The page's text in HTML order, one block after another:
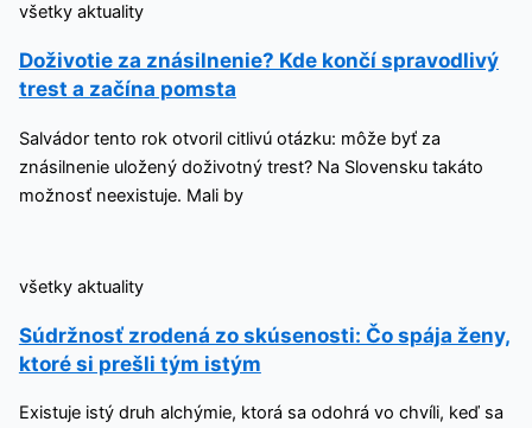
všetky aktuality
Doživotie za znásilnenie? Kde končí spravodlivý
trest a začína pomsta
Salvádor tento rok otvoril citlivú otázku: môže byť za
znásilnenie uložený doživotný trest? Na Slovensku takáto
možnosť neexistuje. Mali by
všetky aktuality
Súdržnosť zrodená zo skúsenosti: Čo spája ženy,
ktoré si prešli tým istým
Existuje istý druh alchýmie, ktorá sa odohrá vo chvíli, keď sa